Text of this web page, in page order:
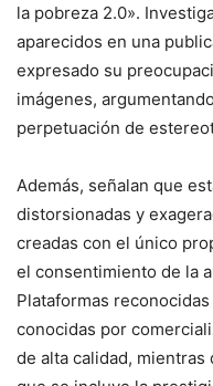
la pobreza 2.0».
aparecidos en una
expresado su
imágenes,
perpetuación de
Además, señalan que
distorsionadas y
creadas con el único
el consentimiento de la
Plataformas
conocidas por
de alta calidad,